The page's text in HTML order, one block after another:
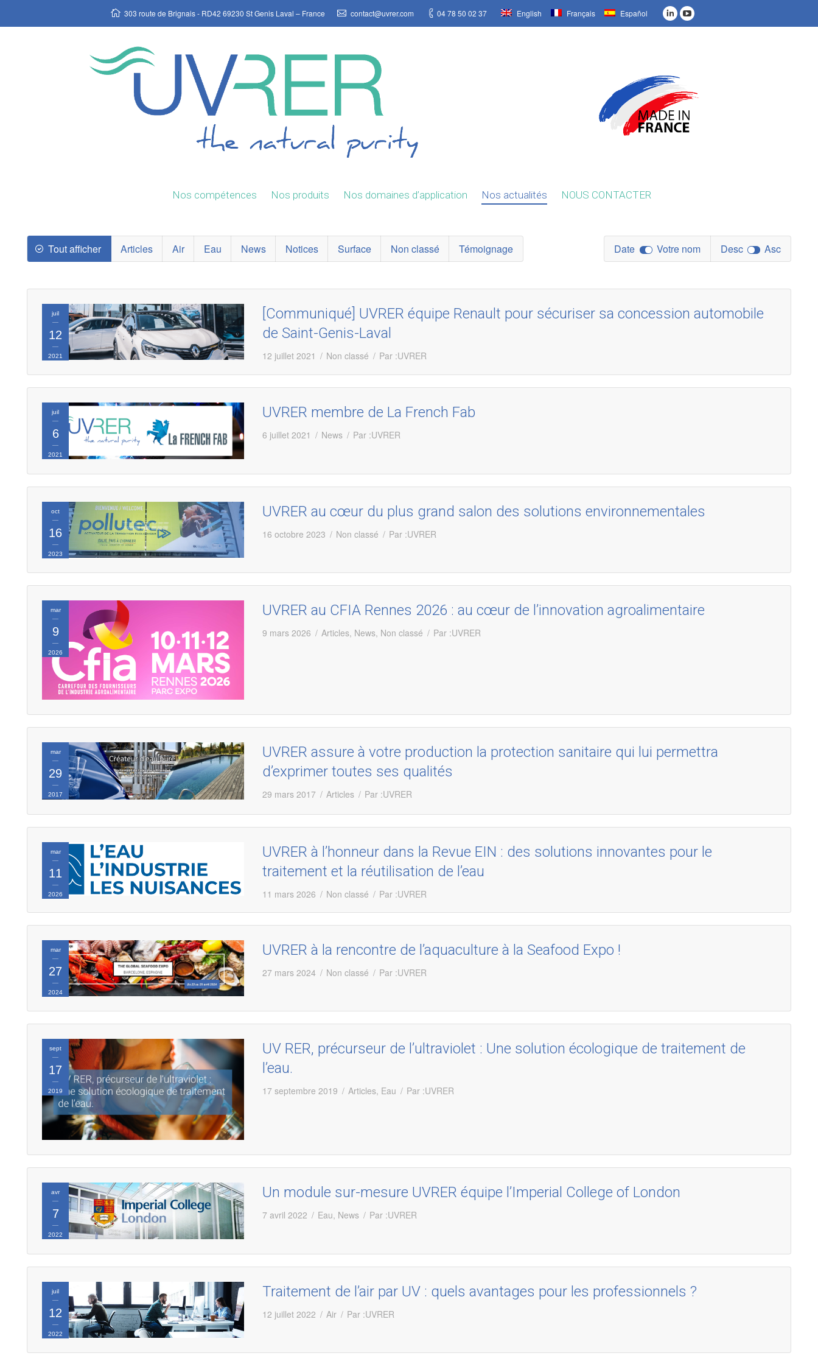
303 route de Brignais - RD42 69230 St Genis Laval – France contact@uvrer.com 04 78 50 02 37 English Français Español
Nos compétences Nos produits Nos domaines d’application Nos actualités NOUS CONTACTER
Tout afficher Articles Air Eau News Notices Surface Non classé Témoignage Date Votre nom Desc Asc
juil
12
2021
[Communiqué] UVRER équipe Renault pour sécuriser sa concession automobile
de Saint-Genis-Laval
12 juillet 2021 Non classé Par :UVRER
juil
6
2021
UVRER membre de La French Fab
6 juillet 2021 News Par :UVRER
oct
16
2023
UVRER au cœur du plus grand salon des solutions environnementales
16 octobre 2023 Non classé Par :UVRER
mar
9
2026
UVRER au CFIA Rennes 2026 : au cœur de l’innovation agroalimentaire
9 mars 2026 Articles, News, Non classé Par :UVRER
mar
29
2017
UVRER assure à votre production la protection sanitaire qui lui permettra
d’exprimer toutes ses qualités
29 mars 2017 Articles Par :UVRER
mar
11
2026
UVRER à l’honneur dans la Revue EIN : des solutions innovantes pour le
traitement et la réutilisation de l’eau
11 mars 2026 Non classé Par :UVRER
mar
27
2024
UVRER à la rencontre de l’aquaculture à la Seafood Expo !
27 mars 2024 Non classé Par :UVRER
sept
17
2019
UV RER, précurseur de l’ultraviolet : Une solution écologique de traitement de
l’eau.
17 septembre 2019 Articles, Eau Par :UVRER
avr
7
2022
Un module sur-mesure UVRER équipe l’Imperial College of London
7 avril 2022 Eau, News Par :UVRER
juil
12
2022
Traitement de l’air par UV : quels avantages pour les professionnels ?
12 juillet 2022 Air Par :UVRER